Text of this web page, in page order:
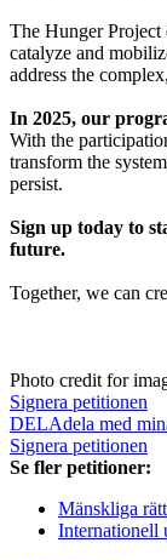
The Hunger Project
catalyze and
address the
In 2025, our
With the
transform the
persist.
Sign up today to
future.
Together, we can
Photo credit for
Signera petitionen
DELAdela med
Signera petitionen
Se fler petitioner:
Mänskliga
Internationell